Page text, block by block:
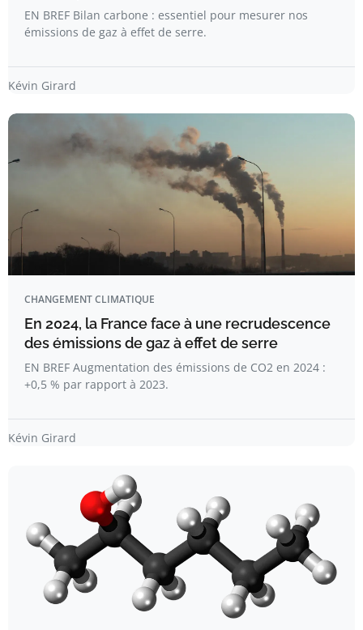
EN BREF Bilan carbone : essentiel pour mesurer nos
émissions de gaz à effet de serre.
Kévin Girard
CHANGEMENT CLIMATIQUE
En 2024, la France face à une recrudescence
des émissions de gaz à effet de serre
EN BREF Augmentation des émissions de CO2 en 2024 :
+0,5 % par rapport à 2023.
Kévin Girard